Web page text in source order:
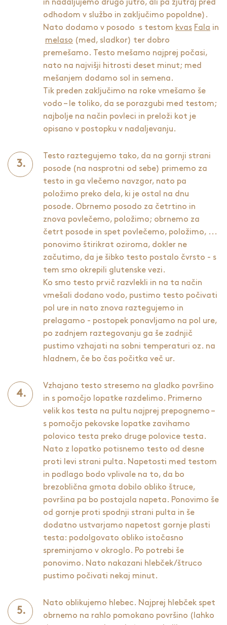
in nadaljujemo drugo jutro, ali pa zjutraj pred
odhodom v službo in zaključimo popoldne).
Nato dodamo v posodo s testom kvas Fala in
melaso (med, sladkor) ter dobro
premešamo. Testo mešamo najprej počasi,
nato na najvišji hitrosti deset minut; med
mešanjem dodamo sol in semena.
Tik preden zaključimo na roke vmešamo še
vodo – le toliko, da se porazgubi med testom;
najbolje na način povleci in preloži kot je
opisano v postopku v nadaljevanju.
Testo raztegujemo tako, da na gornji strani
posode (na nasprotni od sebe) primemo za
testo in ga vlečemo navzgor, nato pa
položimo preko dela, ki je ostal na dnu
posode. Obrnemo posodo za četrtino in
znova povlečemo, položimo; obrnemo za
četrt posode in spet povlečemo, položimo, ...
ponovimo štirikrat oziroma, dokler ne
začutimo, da je šibko testo postalo čvrsto - s
tem smo okrepili glutenske vezi.
Ko smo testo prvič razvlekli in na ta način
vmešali dodano vodo, pustimo testo počivati
pol ure in nato znova raztegujemo in
prelagamo - postopek ponavljamo na pol ure,
po zadnjem raztegovanju ga še zadnjič
pustimo vzhajati na sobni temperaturi oz. na
hladnem, če bo čas počitka več ur.
Vzhajano testo stresemo na gladko površino
in s pomočjo lopatke razdelimo. Primerno
velik kos testa na pultu najprej prepognemo –
s pomočjo pekovske lopatke zavihamo
polovico testa preko druge polovice testa.
Nato z lopatko potisnemo testo od desne
proti levi strani pulta. Napetosti med testom
in podlago bodo vplivale na to, da bo
brezoblična gmota dobilo obliko štruce,
površina pa bo postajala napeta. Ponovimo še
od gornje proti spodnji strani pulta in še
dodatno ustvarjamo napetost gornje plasti
testa: podolgovato obliko istočasno
spreminjamo v okroglo. Po potrebi še
ponovimo. Nato nakazani hlebček/štruco
pustimo počivati nekaj minut.
Nato oblikujemo hlebec. Najprej hlebček spet
obrnemo na rahlo pomokano površino (lahko